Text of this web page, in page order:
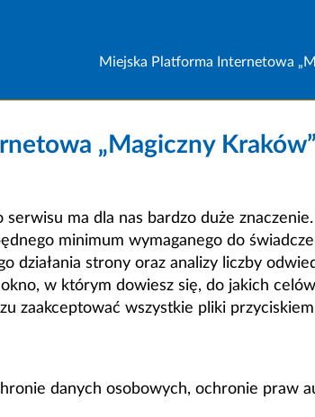
Miejska Platforma Internetowa
„Magiczny Kraków”
ma dla nas bardzo duże
minimum wymaganego do
działania strony oraz analizy liczby
w którym dowiesz się, do jakich
zaakceptować wszystkie pliki przyciskiem
danych osobowych, ochronie praw